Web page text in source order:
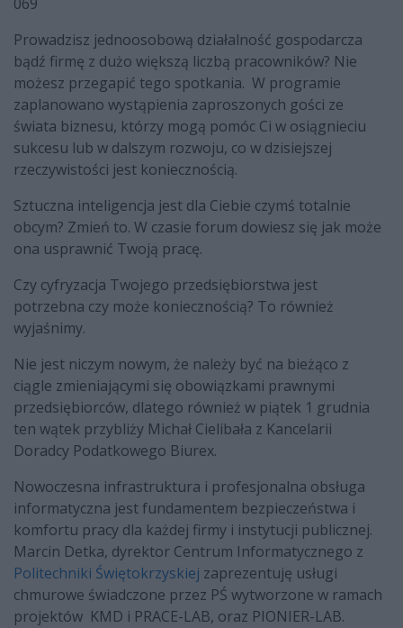
069
Prowadzisz jednoosobową działalność gospodarcza
bądź firmę z dużo większą liczbą pracowników? Nie
możesz przegapić tego spotkania. W programie
zaplanowano wystąpienia zaproszonych gości ze
świata biznesu, którzy mogą pomóc Ci w osiągnieciu
sukcesu lub w dalszym rozwoju, co w dzisiejszej
rzeczywistości jest koniecznością.
Sztuczna inteligencja jest dla Ciebie czymś totalnie
obcym? Zmień to. W czasie forum dowiesz się jak może
ona usprawnić Twoją pracę.
Czy cyfryzacja Twojego przedsiębiorstwa jest
potrzebna czy może koniecznością? To również
wyjaśnimy.
Nie jest niczym nowym, że należy być na bieżąco z
ciągle zmieniającymi się obowiązkami prawnymi
przedsiębiorców, dlatego również w piątek 1 grudnia
ten wątek przybliży Michał Cielibała z Kancelarii
Doradcy Podatkowego Biurex.
Nowoczesna infrastruktura i profesjonalna obsługa
informatyczna jest fundamentem bezpieczeństwa i
komfortu pracy dla każdej firmy i instytucji publicznej.
Marcin Detka, dyrektor Centrum Informatycznego z
Politechniki Świętokrzyskiej zaprezentuję usługi
chmurowe świadczone przez PŚ wytworzone w ramach
projektów KMD i PRACE-LAB, oraz PIONIER-LAB.